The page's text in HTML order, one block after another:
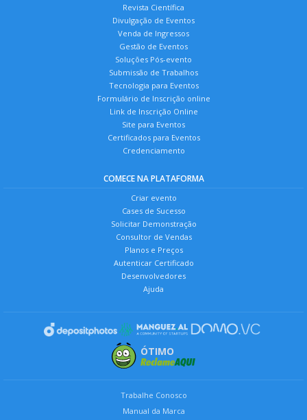
Revista Científica
Divulgação de Eventos
Venda de Ingressos
Gestão de Eventos
Soluções Pós-evento
Submissão de Trabalhos
Tecnologia para Eventos
Formulário de Inscrição online
Link de Inscrição Online
Site para Eventos
Certificados para Eventos
Credenciamento
COMECE NA PLATAFORMA
Criar evento
Cases de Sucesso
Solicitar Demonstração
Consultor de Vendas
Planos e Preços
Autenticar Certificado
Desenvolvedores
Ajuda
ÓTIMO
Trabalhe Conosco
Manual da Marca